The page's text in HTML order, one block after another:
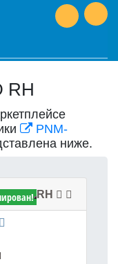
RH
PNM-
ниже.
RH